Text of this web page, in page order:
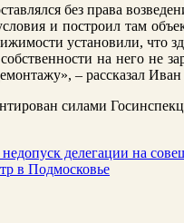
без права
и построил там
установили, что
на него не
– рассказал Иван
силами
делегации на
в Подмосковье